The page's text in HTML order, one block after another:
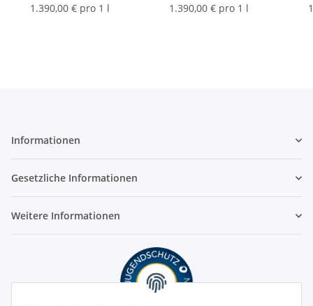
1.390,00 € pro 1 l
1.390,00 € pro 1 l
Informationen
Gesetzliche Informationen
Weitere Informationen